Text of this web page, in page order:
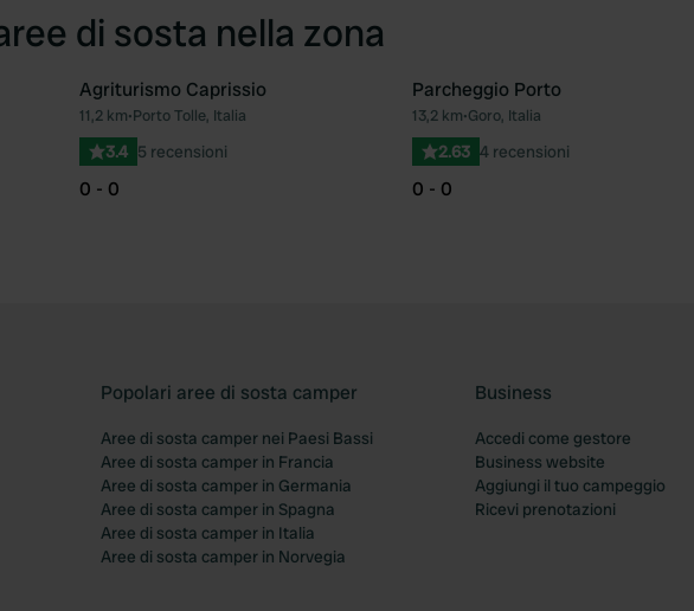
di sosta nella zona
Preferito Preferito
Agriturismo Caprissio
11,2 km•Porto Tolle, Italia
3.4 5 recensioni
0 - 0
Parcheggio Porto
13,2 km•Goro, Italia
2.63 4 recensioni
0 - 0
Popolari aree di sosta camper
Aree di sosta camper nei Paesi Bassi
Aree di sosta camper in Francia
Aree di sosta camper in Germania
Aree di sosta camper in Spagna
Aree di sosta camper in Italia
Aree di sosta camper in Norvegia
Business
Accedi come gestore
Business website
Aggiungi il tuo campeggio
Ricevi prenotazioni